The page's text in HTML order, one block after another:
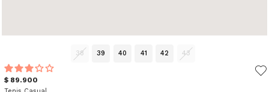
38 39 40 41 42 43
$ 89.900